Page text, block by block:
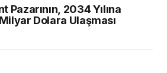
Pazarının, 2034 Yılına
Dolara Ulaşması